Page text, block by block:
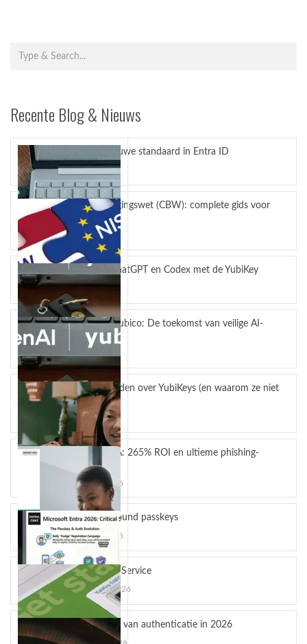
Recente Blog & Nieuws
Passkeys nieuwe standaard in Entra ID
juli 27, 2026
Cyberbeveiligingswet (CBW): complete gids voor
bedrijven
juli 23, 2026
Bescherm ChatGPT en Codex met de YubiKey
juli 14, 2026
OpenAI en Yubico: De toekomst van veilige AI-
workflows
mei 4, 2026
5 misverstanden over YubiKeys (en waarom ze niet
kloppen)
april 13, 2026
YubiKey MFA: 265% ROI en ultieme phishing-
bescherming
maart 24, 2026
Hardware-bound passkeys
maart 10, 2026
YubiKey as a Service
februari 12, 2026
De toekomst van authenticatie in 2026
januari 16, 2026
OpenAI en Yubico: De toekomst van veilige AI-
workflows